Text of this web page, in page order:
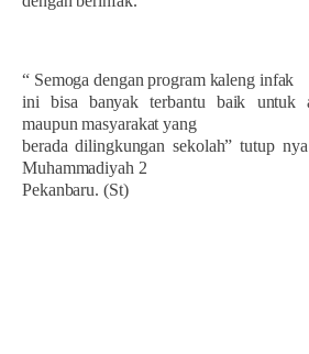
“ Semoga dengan program kaleng infak
ini bisa banyak terbantu baik untuk
maupun masyarakat yang
berada dilingkungan sekolah” tutup
Muhammadiyah 2
Pekanbaru. (St)